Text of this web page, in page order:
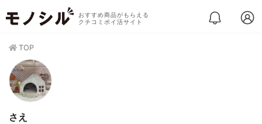
おすすめ商品がもらえる
クチコミポイ活サイト
TOP
さえ